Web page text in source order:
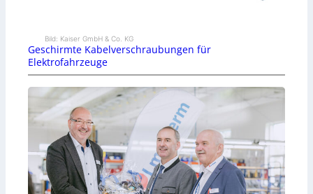
Bild: Kaiser GmbH & Co. KG
Geschirmte Kabelverschraubungen für
Elektrofahrzeuge